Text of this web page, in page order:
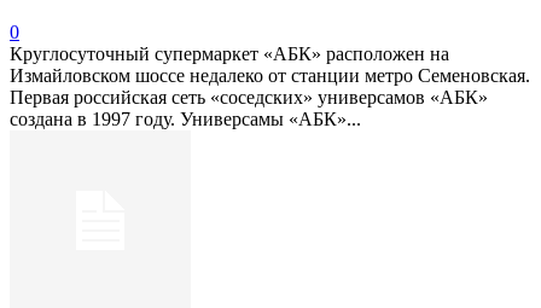
0
Круглосуточный супермаркет «АБК» расположен на
Измайловском шоссе недалеко от станции метро Семеновская.
Первая российская сеть «соседских» универсамов «АБК»
создана в 1997 году. Универсамы «АБК»...